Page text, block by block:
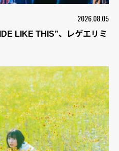
2026.08.05
LIKE THIS”、レゲエリミ